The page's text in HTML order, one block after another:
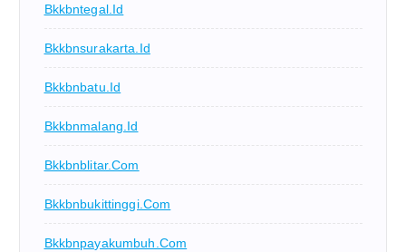
Bkkbntegal.id
Bkkbnsurakarta.id
Bkkbnbatu.id
Bkkbnmalang.id
Bkkbnblitar.com
Bkkbnbukittinggi.com
Bkkbnpayakumbuh.com